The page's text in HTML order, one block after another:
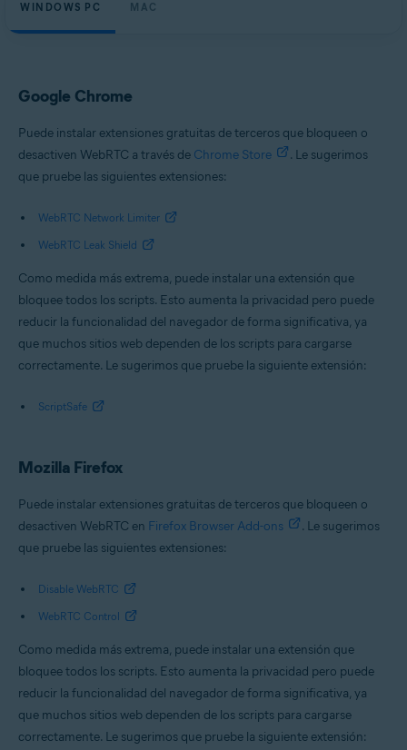
WINDOWS PC MAC
Google Chrome
Puede instalar extensiones gratuitas de terceros que bloqueen o
desactiven WebRTC a través de Chrome Store
. Le sugerimos
que pruebe las siguientes extensiones:
WebRTC Network Limiter
WebRTC Leak Shield
Como medida más extrema, puede instalar una extensión que
bloquee todos los scripts. Esto aumenta la privacidad pero puede
reducir la funcionalidad del navegador de forma significativa, ya
que muchos sitios web dependen de los scripts para cargarse
correctamente. Le sugerimos que pruebe la siguiente extensión:
ScriptSafe
Mozilla Firefox
Puede instalar extensiones gratuitas de terceros que bloqueen o
desactiven WebRTC en Firefox Browser Add-ons
. Le sugerimos
que pruebe las siguientes extensiones:
Disable WebRTC
WebRTC Control
Como medida más extrema, puede instalar una extensión que
bloquee todos los scripts. Esto aumenta la privacidad pero puede
reducir la funcionalidad del navegador de forma significativa, ya
que muchos sitios web dependen de los scripts para cargarse
correctamente. Le sugerimos que pruebe la siguiente extensión: